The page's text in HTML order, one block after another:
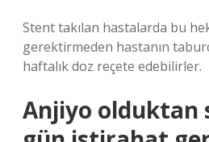
Stent takılan hastalarda bu
gerektirmeden hastanın
haftalık doz reçete edebilirler.
Anjiyo olduktan